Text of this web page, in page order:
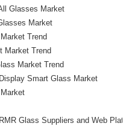
Glasses Market
Glasses Market
Market Trend
Market Trend
Market Trend
Smart Glass Market
Market
ARMR Glass Suppliers and Web